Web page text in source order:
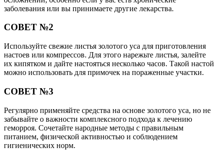
заболевания или вы принимаете другие лекарства.
СОВЕТ №2
Используйте свежие листья золотого уса для приготовления
настоев или компрессов. Для этого нарежьте листья, залейте
их кипятком и дайте настояться несколько часов. Такой настой
можно использовать для примочек на пораженные участки.
СОВЕТ №3
Регулярно применяйте средства на основе золотого уса, но не
забывайте о важности комплексного подхода к лечению
геморроя. Сочетайте народные методы с правильным
питанием, физической активностью и соблюдением
гигиенических норм.